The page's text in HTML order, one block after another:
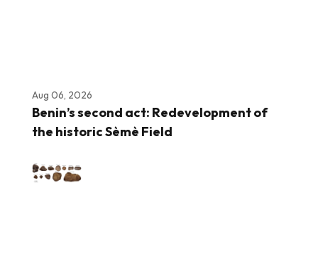
Aug 06, 2026
Benin’s second act: Redevelopment of
the historic Sèmè Field